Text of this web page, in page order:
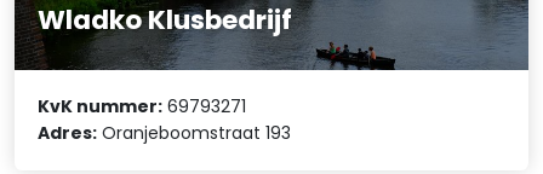
Wladko Klusbedrijf
KvK nummer: 69793271
Adres: Oranjeboomstraat 193